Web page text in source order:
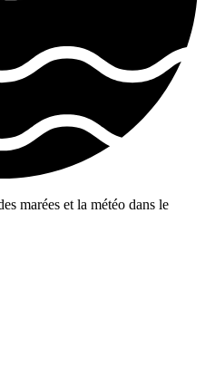
marées et la météo dans le